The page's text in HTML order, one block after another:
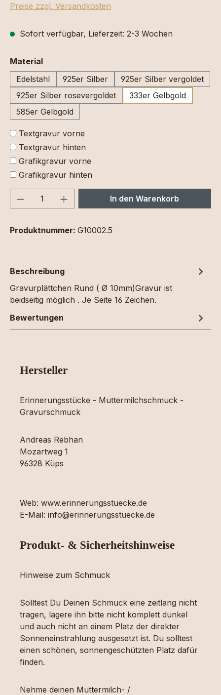
Preise zzgl. Versandkosten
Sofort verfügbar, Lieferzeit: 2-3 Wochen
Materialauswählen
Edelstahl
925er Silber
925er Silber vergoldet
925er Silber rosevergoldet
333er Gelbgold
585er Gelbgold
Textgravur vorne
Textgravur hinten
Grafikgravur vorne
Grafikgravur hinten
Produkt Anzahl: Gib denIn den Warenkorb
Produktnummer: G10002.5
Beschreibung
Gravurplättchen Rund ( Ø 10mm)Gravur ist
beidseitig möglich . Je Seite 16 Zeichen.
Bewertungen
Hersteller
Erinnerungsstücke - Muttermilchschmuck -
Gravurschmuck
Andreas Rebhan
Mozartweg 1
96328 Küps
Web: www.erinnerungsstuecke.de
E-Mail: info@erinnerungsstuecke.de
Produkt- & Sicherheitshinweise
Hinweise zum Schmuck
Solltest Du Deinen Schmuck eine zeitlang nicht
tragen, lagere ihn bitte nicht komplett dunkel
und auch nicht an einem Platz der direkter
Sonneneinstrahlung ausgesetzt ist. Du solltest
einen schönen, sonnengeschützten Platz dafür
finden.
Nehme deinen Muttermilch- /